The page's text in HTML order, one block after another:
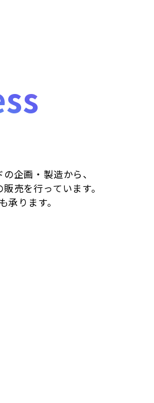
企画・製造から、
売を行っています。
承ります。